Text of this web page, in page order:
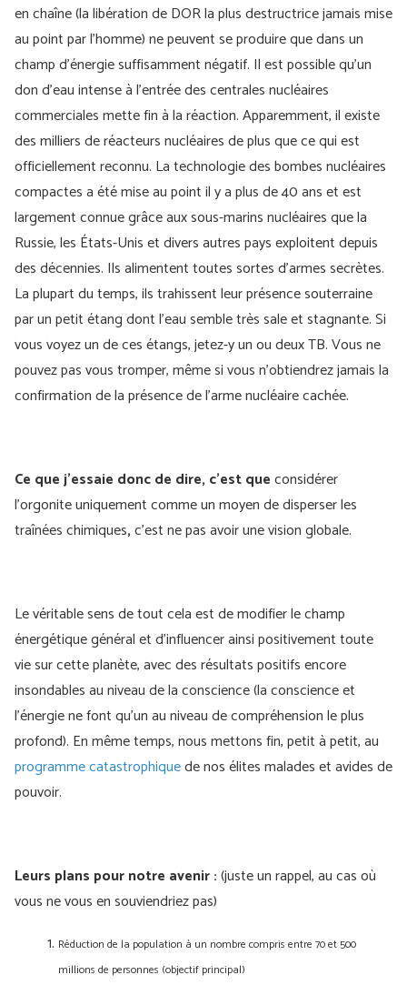
en chaîne (la libération de DOR la plus destructrice jamais mise
au point par l’homme) ne peuvent se produire que dans un
champ d’énergie suffisamment négatif. Il est possible qu’un
don d’eau intense à l’entrée des centrales nucléaires
commerciales mette fin à la réaction. Apparemment, il existe
des milliers de réacteurs nucléaires de plus que ce qui est
officiellement reconnu. La technologie des bombes nucléaires
compactes a été mise au point il y a plus de 40 ans et est
largement connue grâce aux sous-marins nucléaires que la
Russie, les États-Unis et divers autres pays exploitent depuis
des décennies. Ils alimentent toutes sortes d’armes secrètes.
La plupart du temps, ils trahissent leur présence souterraine
par un petit étang dont l’eau semble très sale et stagnante. Si
vous voyez un de ces étangs, jetez-y un ou deux TB. Vous ne
pouvez pas vous tromper, même si vous n'obtiendrez jamais la
confirmation de la présence de l'arme nucléaire cachée.
Ce que j'essaie donc de dire, c'est queconsidérer
l'orgonite uniquement comme un moyen de disperser les
traînées chimiques,c'est ne pas avoir une vision globale.
Le véritable sens de tout cela est de modifier le champ
énergétique général et d’influencer ainsi positivement toute
vie sur cette planète, avec des résultats positifs encore
insondables au niveau de la conscience (la conscience et
l’énergie ne font qu’un au niveau de compréhension le plus
profond). En même temps, nous mettons fin, petit à petit, au
programme catastrophiquede nos élites malades et avides de
pouvoir.
Leurs plans pour notre avenir :(juste un rappel, au cas où
vous ne vous en souviendriez pas)
Réduction de la population à un nombre compris entre 70 et 500
millions de personnes (objectif principal)